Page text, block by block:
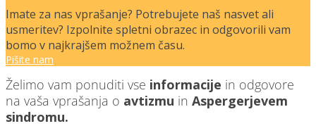
Imate za nas vprašanje? Potrebujete naš nasvet ali
usmeritev? Izpolnite spletni obrazec in odgovorili vam
bomo v najkrajšem možnem času.
Pišite nam
Želimo vam ponuditi vse informacije in odgovore
na vaša vprašanja o avtizmu in Aspergerjevem
sindromu.